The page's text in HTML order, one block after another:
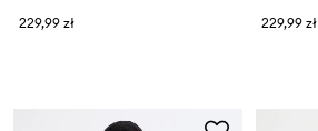
229,99 zł
229,99 zł